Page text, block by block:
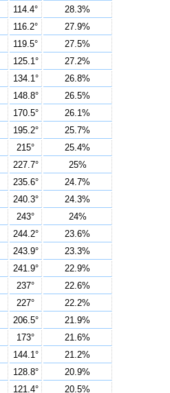
114.4°
28.3%
116.2°
27.9%
119.5°
27.5%
125.1°
27.2%
134.1°
26.8%
148.8°
26.5%
170.5°
26.1%
195.2°
25.7%
215°
25.4%
227.7°
25%
235.6°
24.7%
240.3°
24.3%
243°
24%
244.2°
23.6%
243.9°
23.3%
241.9°
22.9%
237°
22.6%
227°
22.2%
206.5°
21.9%
173°
21.6%
144.1°
21.2%
128.8°
20.9%
121.4° 20.5%